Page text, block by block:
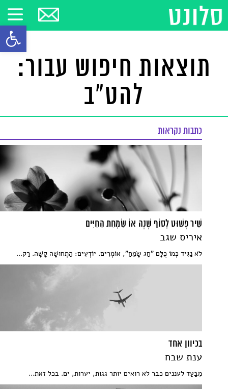
פתח
תוצאות חיפוש עבור:
להט"ב
כתבות נקראות
שִׁיר פָּשׁוּט לְסוֹף שָׁנָה אוֹ שִׂמְחַת הַחַיִּים
איריס שגב
לֹא נַגִּיד כְּמוֹ כֻּלָּם "חַג שָׂמֵחַ", אוֹמְרִים. יוֹדְעִים: הַתְּחוּשָׁה קָשָׁה. רַק...
בכיוון אחד
ענת שבח
מִבַּעַד לעננים כבר לא רואים יותר גגות, יערות, ים. בכל זאת...